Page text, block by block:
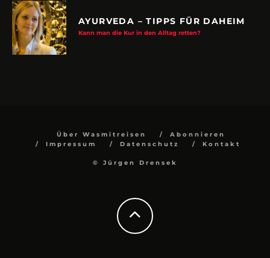
AYURVEDA – TIPPS FÜR DAHEIM
Kann man die Kur in den Alltag retten?
Über Wasmitreisen
Abonnieren
Impressum
Datenschutz Kontakt
© Jürgen Drensek